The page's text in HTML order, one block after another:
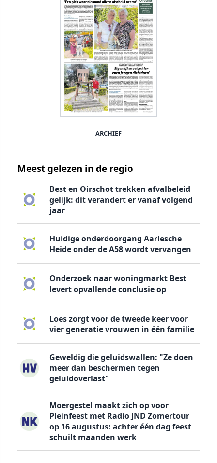
ARCHIEF
Meest gelezen in de regio
Best en Oirschot trekken afvalbeleid
gelijk: dit verandert er vanaf volgend
jaar
Huidige onderdoorgang Aarlesche
Heide onder de A58 wordt vervangen
Onderzoek naar woningmarkt Best
levert opvallende conclusie op
Loes zorgt voor de tweede keer voor
vier generatie vrouwen in één familie
Geweldig die geluidswallen: "Ze doen
meer dan beschermen tegen
geluidoverlast"
Moergestel maakt zich op voor
Pleinfeest met Radio JND Zomertour
op 16 augustus: achter één dag feest
schuilt maanden werk